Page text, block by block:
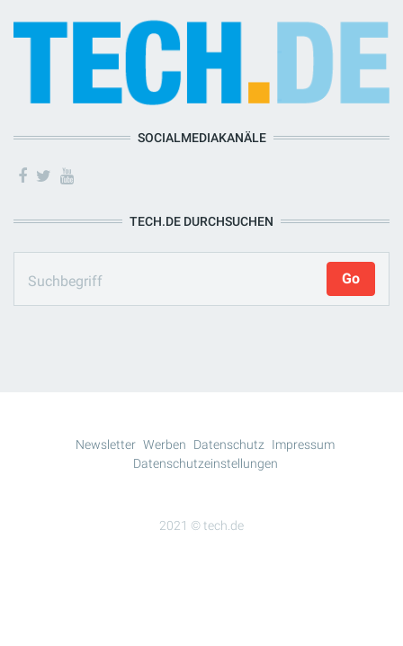
SOCIALMEDIAKANÄLE
TECH.DE DURCHSUCHEN
2021 © tech.de
Newsletter Werben Datenschutz Impressum
Datenschutzeinstellungen